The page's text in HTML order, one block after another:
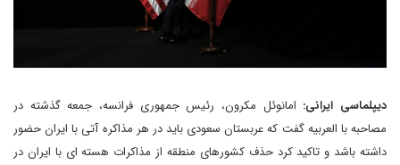
دیپلماسی ایرانی: امانوئل مکرون، رئیس جمهوری فرانسه، جمعه گذشته در
مصاحبه با العربیه گفت که عربستان سعودی باید در هر مذاکره آتی با ایران حضور
داشته باشد و تاکید کرد حذف کشورهای منطقه از مذاکرات هسته ای با ایران در